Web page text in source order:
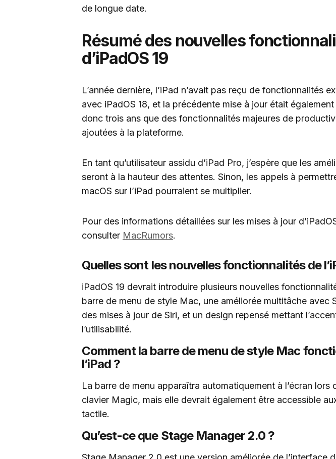
de longue date.
Résumé des nouvelles
d’iPadOS 19
L’année dernière, l’iPad n’avait pas reçu de fonctionnalités
avec iPadOS 18, et la précédente mise à jour était
donc trois ans que des fonctionnalités majeures de
ajoutées à la plateforme.
En tant qu’utilisateur assidu d’iPad Pro, j’espère que les
seront à la hauteur des attentes. Sinon, les appels à
macOS sur l’iPad pourraient se multiplier.
Pour des informations détaillées sur les mises à jour
consulter MacRumors.
Quelles sont les nouvelles fonctionnalités de
iPadOS 19 devrait introduire plusieurs nouvelles
barre de menu de style Mac, une améliorée multitâche avec
des mises à jour de Siri, et un design repensé mettant
l’utilisabilité.
Comment la barre de menu de style Mac
l’iPad ?
La barre de menu apparaîtra automatiquement à l’écran lors
clavier Magic, mais elle devrait également être accessible
tactile.
Qu’est-ce que Stage Manager 2.0 ?